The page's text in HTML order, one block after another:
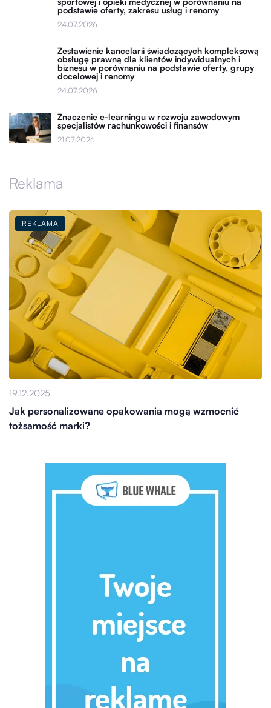
podstawie oferty, zakresu usług i renomy
24.07.2026
Zestawienie kancelarii świadczących kompleksową
obsługę prawną dla klientów indywidualnych i
biznesu w porównaniu na podstawie oferty, grupy
docelowej i renomy
24.07.2026
Znaczenie e-learningu w rozwoju zawodowym
specjalistów rachunkowości i finansów
21.07.2026
Reklama
REKLAMA
19.12.2025
Jak personalizowane opakowania mogą wzmocnić
tożsamość marki?